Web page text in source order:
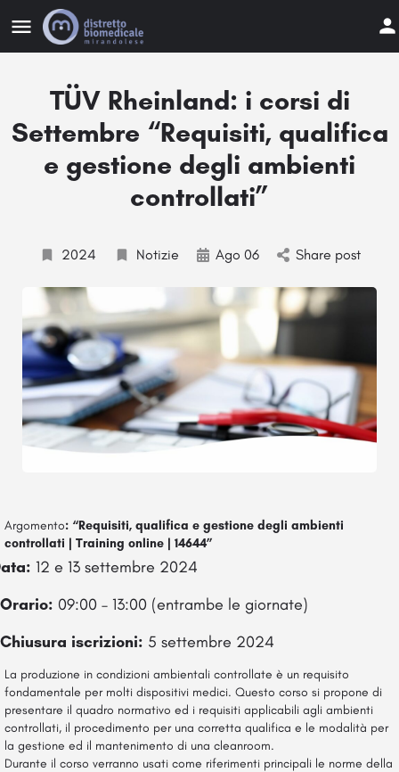
TÜV Rheinland: i corsi di
Settembre “Requisiti, qualifica
e gestione degli ambienti
controllati”
2024 Notizie Ago 06 Share post
Argomento: “Requisiti, qualifica e gestione degli ambienti
controllati | Training online | 14644”
12 e 13 settembre 2024
Orario: 09:00 – 13:00 (entrambe le giornate)
Chiusura iscrizioni: 5 settembre 2024
La produzione in condizioni ambientali controllate è un requisito
fondamentale per molti dispositivi medici. Questo corso si propone di
presentare il quadro normativo ed i requisiti applicabili agli ambienti
controllati, il procedimento per una corretta qualifica e le modalità per
la gestione ed il mantenimento di una cleanroom.
Durante il corso verranno usati come riferimenti principali le norme della